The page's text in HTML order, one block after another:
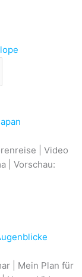
| Video
| Vorschau:
| Mein Plan für